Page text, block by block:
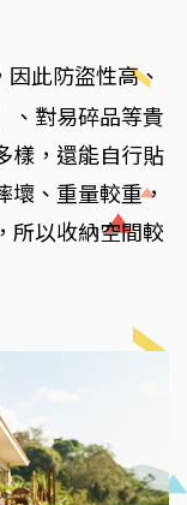
此防盜性高、
、對易碎品等貴
樣，還能自行貼
壞、重量較重，
所以收納空間較